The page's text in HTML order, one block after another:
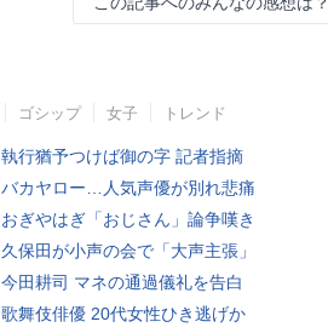
ゴシップ 女子 トレンド
執行猶予つけば御の字 記者指摘
バカヤロー…人気声優が別れ悲痛
おぎやはぎ「おじさん」論争嘆き
久保田が小声の会で「大声主張」
今田耕司 マネの通過儀礼を告白
歌舞伎俳優 20代女性ひき逃げか